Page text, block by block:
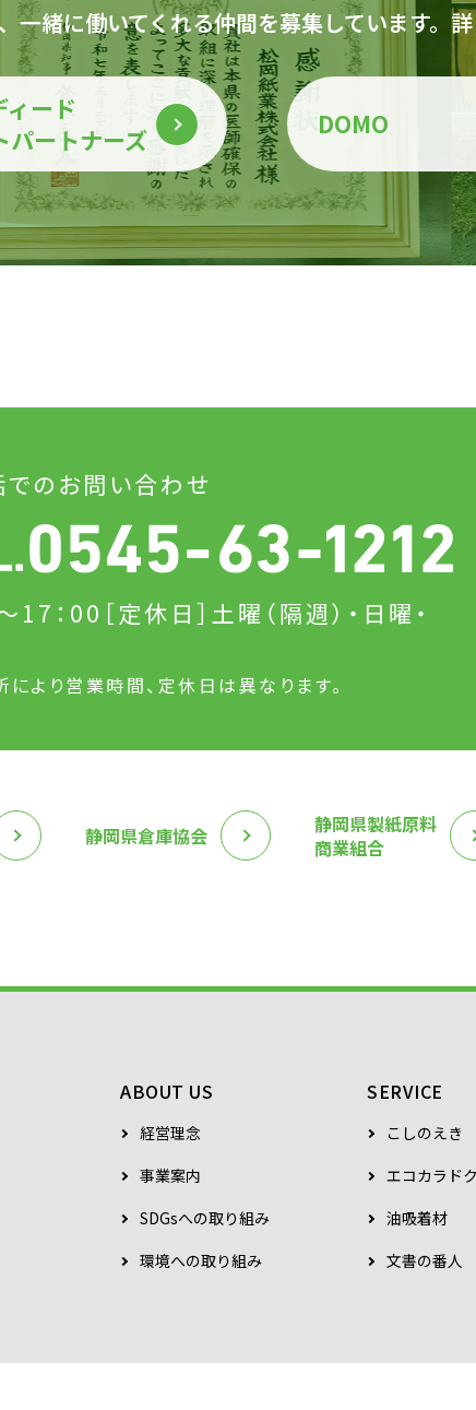
一緒に働いてくれる仲間を募集しています。
ード
パートナーズ
DOMO
でのお問い合わせ
17：00 ［定休日］土曜（隔週）・日曜・
より営業時間、定休日は異なります。
静岡県倉庫協会
静岡県製紙原料
商業組合
ABOUT US
経営理念
事業案内
SDGsへの取り組み
環境への取り組み
SERVICE
こしのえき
エコカラド
油吸着材
文書の番人